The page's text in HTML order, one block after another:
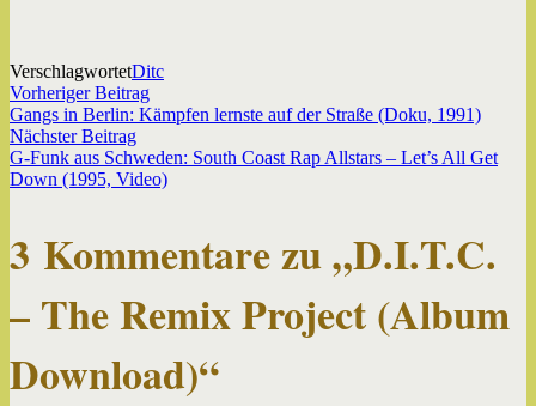
VerschlagwortetDitc
Beitragsnavigation
Vorheriger BeitragVorheriger
Beitrag:
Gangs in Berlin: Kämpfen lernste auf der Straße (Doku, 1991)
Nächster BeitragNächster
Beitrag:
G-Funk aus Schweden: South Coast Rap Allstars – Let’s All Get
Down (1995, Video)
3 Kommentare zu „D.I.T.C.
– The Remix Project (Album
Download)“